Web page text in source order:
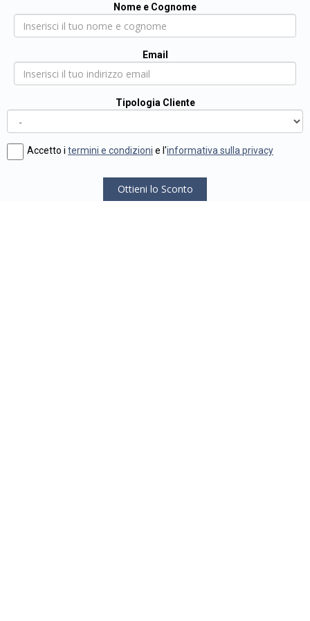
Nome e Cognome
Email
Tipologia Cliente
Accetto i termini e condizioni e l'informativa sulla privacy
Ottieni lo Sconto